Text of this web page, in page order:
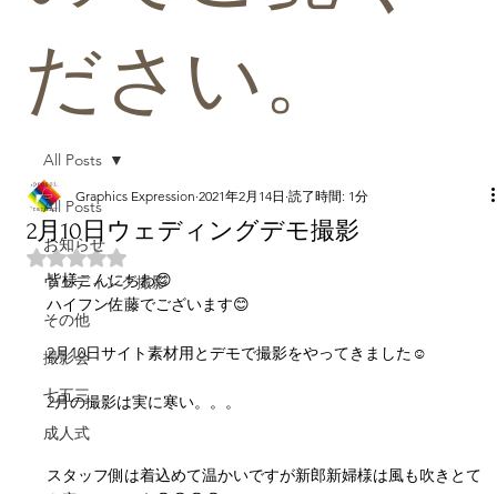
All Posts
お知らせ
ウェディング撮影
その他
撮影会
七五三
成人式
All Posts
2月10日ウェディングデモ撮影
Graphics Expression 2021年2月14日 読了時間: 1分
5つ星のうちNaNと評価されています。
皆様こんにちわ😊
ハイフン佐藤でございます😊
2月10日サイト素材用とデモで撮影をやってきました☺️
2月の撮影は実に寒い。。。
スタッフ側は着込めて温かいですが新郎新婦様は風も吹きとて
ださい。